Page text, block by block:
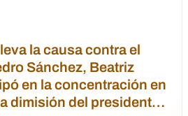
la causa contra el
Sánchez, Beatriz
en la concentración en
dimisión del presidente